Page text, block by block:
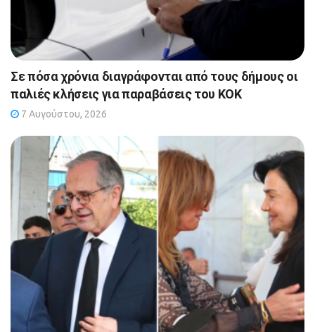
Σε πόσα χρόνια διαγράφονται από τους δήμους οι
παλιές κλήσεις για παραβάσεις του ΚΟΚ
7 Αυγούστου, 2026